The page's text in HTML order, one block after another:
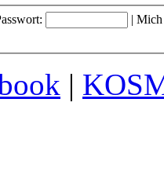
| Mich
|